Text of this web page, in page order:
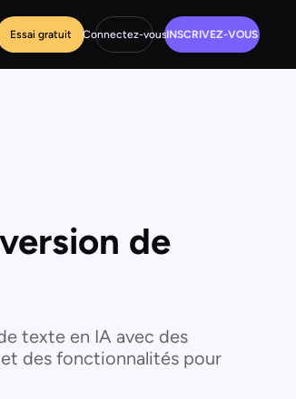
Essai gratuit Connectez-vousINSCRIVEZ-VOUS
de
texte en IA avec des
des fonctionnalités pour